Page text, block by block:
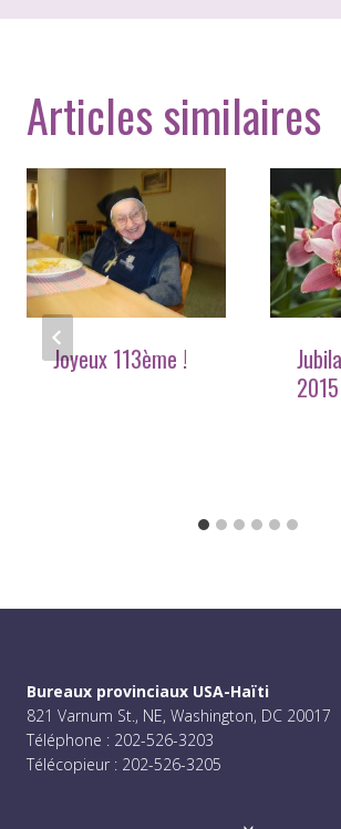
Articles similaires
Joyeux 113ème !
2015
Bureaux provinciaux USA-Haïti
821 Varnum St., NE, Washington, DC 20017
Téléphone : 202-526-3203
Télécopieur : 202-526-3205